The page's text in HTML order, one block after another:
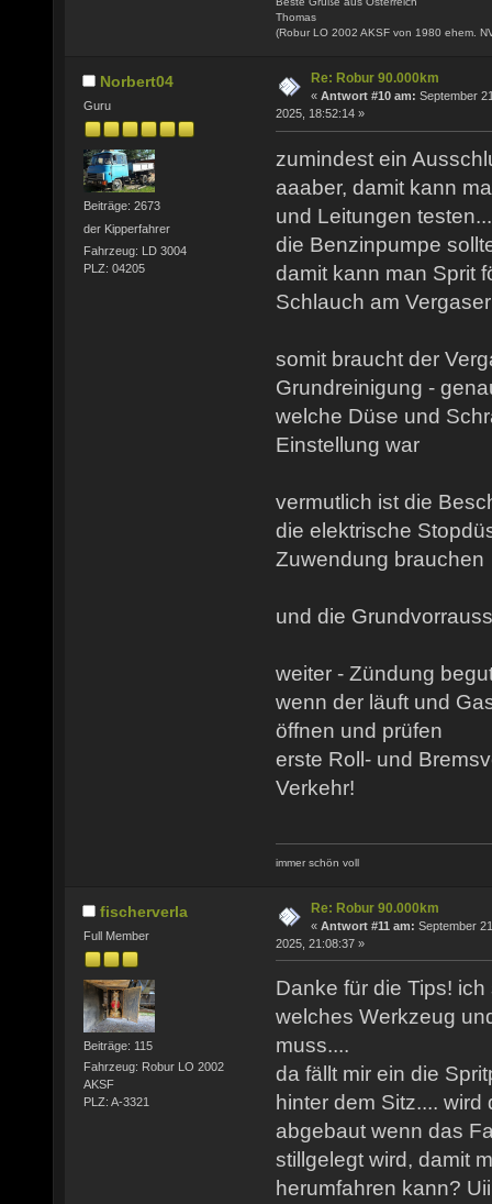
Thomas
(Robur LO 2002 AKSF von 1980 ehem.
Norbert04
Guru
Beiträge: 2673
der Kipperfahrer
Fahrzeug: LD 3004
PLZ: 04205
Re: Robur 90.000km
« Antwort #10 am: September
2025, 18:52:14 »
zumindest ein
aaaber, damit kann
und Leitungen
die Benzinpumpe
damit kann man Sprit
Schlauch am
somit braucht der
Grundreinigung -
welche Düse und
Einstellung war
vermutlich ist die
die elektrische
Zuwendung brauchen
und die
weiter - Zündung
wenn der läuft und
öffnen und prüfen
erste Roll- und
Verkehr!
immer schön voll
fischerverla
Full Member
Beiträge: 115
Fahrzeug: Robur LO 2002
AKSF
PLZ: A-3321
Re: Robur 90.000km
« Antwort #11 am: September
2025, 21:08:37 »
Danke für die Tips!
welches Werkzeug
muss....
da fällt mir ein die
hinter dem Sitz....
abgebaut wenn das
stillgelegt wird, damit
herumfahren kann?